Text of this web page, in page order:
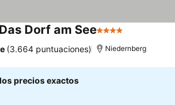
Dorf am See4 Estrellas
(3.664 puntuaciones) Niedernberg
precios exactos